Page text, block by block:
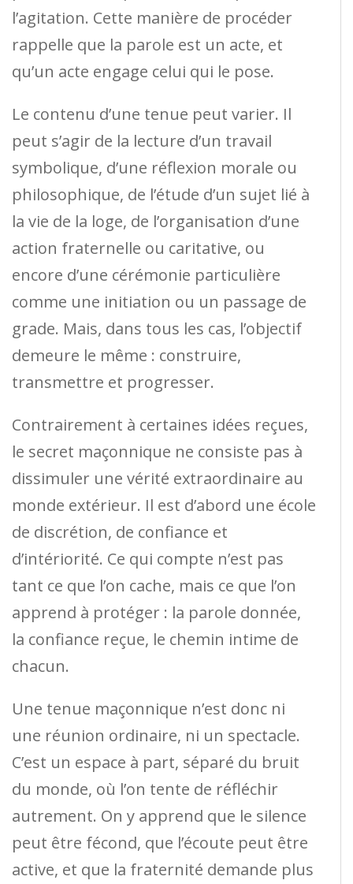
l’agitation. Cette manière de procéder
rappelle que la parole est un acte, et
qu’un acte engage celui qui le pose.
Le contenu d’une tenue peut varier. Il
peut s’agir de la lecture d’un travail
symbolique, d’une réflexion morale ou
philosophique, de l’étude d’un sujet lié à
la vie de la loge, de l’organisation d’une
action fraternelle ou caritative, ou
encore d’une cérémonie particulière
comme une initiation ou un passage de
grade. Mais, dans tous les cas, l’objectif
demeure le même : construire,
transmettre et progresser.
Contrairement à certaines idées reçues,
le secret maçonnique ne consiste pas à
dissimuler une vérité extraordinaire au
monde extérieur. Il est d’abord une école
de discrétion, de confiance et
d’intériorité. Ce qui compte n’est pas
tant ce que l’on cache, mais ce que l’on
apprend à protéger : la parole donnée,
la confiance reçue, le chemin intime de
chacun.
Une tenue maçonnique n’est donc ni
une réunion ordinaire, ni un spectacle.
C’est un espace à part, séparé du bruit
du monde, où l’on tente de réfléchir
autrement. On y apprend que le silence
peut être fécond, que l’écoute peut être
active, et que la fraternité demande plus